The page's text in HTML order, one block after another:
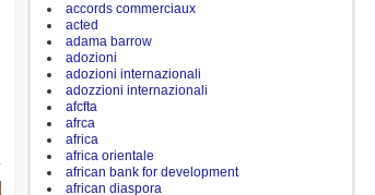
accords commerciaux
acted
adama barrow
adozioni
adozioni internazionali
adozzioni internazionali
afcfta
afrca
africa
africa orientale
african bank for development
african diaspora